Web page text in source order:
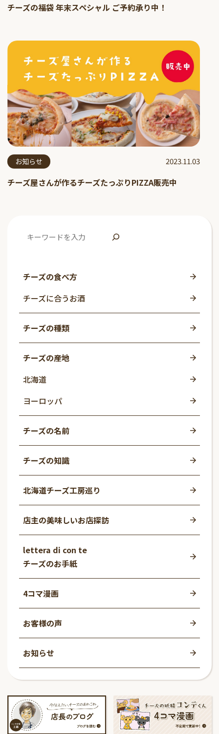
チーズの福袋 年末スペシャル ご予約承り中！
お知らせ 2023.11.03
チーズ屋さんが作るチーズたっぷりPIZZA販売中
チーズの食べ方
チーズに合うお酒
チーズの種類
チーズの産地
北海道
ヨーロッパ
チーズの名前
チーズの知識
北海道チーズ工房巡り
店主の美味しいお店探訪
lettera di con te
チーズのお手紙
4コマ漫画
お客様の声
お知らせ